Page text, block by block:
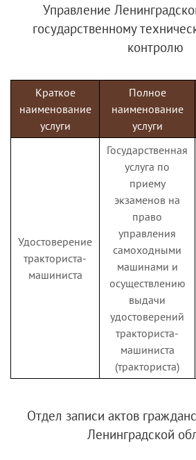
Компенсация на
детям до 3 лет
услуга
питание
женщинам, а
детям в
трех лет
расходов
денежной
на уплату
ремонт
Управление
государственному
контролю
Краткое
наименование
услуги
Полное
наименование
услуги
Удостоверение
тракториста-
машиниста
Государственная
услуга по
приему
экзаменов на
право
управления
самоходными
машинами и
осуществлению
выдачи
удостоверений
тракториста-
машиниста
(тракториста)
Отдел записи актов
Ленинградской